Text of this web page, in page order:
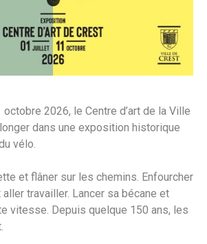
2026, le Centre d’art de la Ville
dans une exposition historique
vélo.
et flâner sur les chemins. Enfourcher
travailler. Lancer sa bécane et
vitesse. Depuis quelque 150 ans, les